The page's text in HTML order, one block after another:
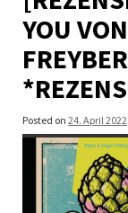
YOU
Posted on 24. April 2022